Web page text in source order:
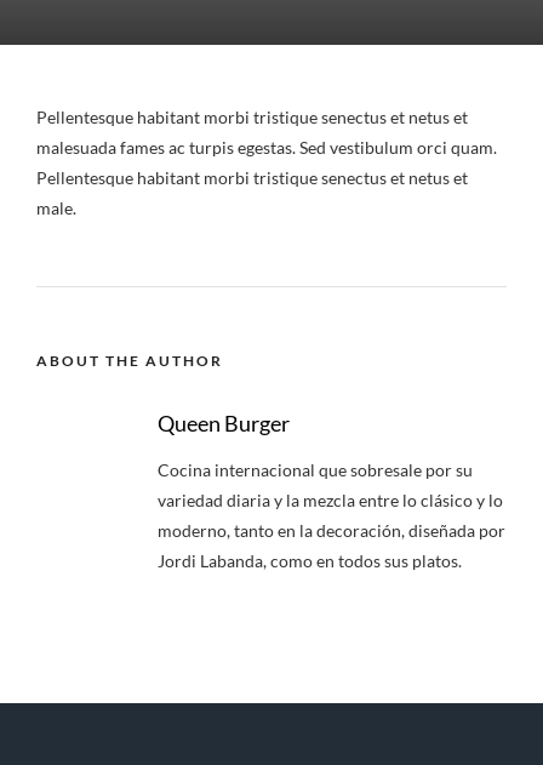
Pellentesque habitant morbi tristique senectus et netus et
malesuada fames ac turpis egestas. Sed vestibulum orci quam.
Pellentesque habitant morbi tristique senectus et netus et
male.
ABOUT THE AUTHOR
Queen Burger
Cocina internacional que sobresale por su
variedad diaria y la mezcla entre lo clásico y lo
moderno, tanto en la decoración, diseñada por
Jordi Labanda, como en todos sus platos.